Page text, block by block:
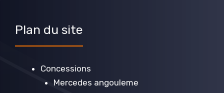
Plan du site
Concessions
Mercedes angouleme